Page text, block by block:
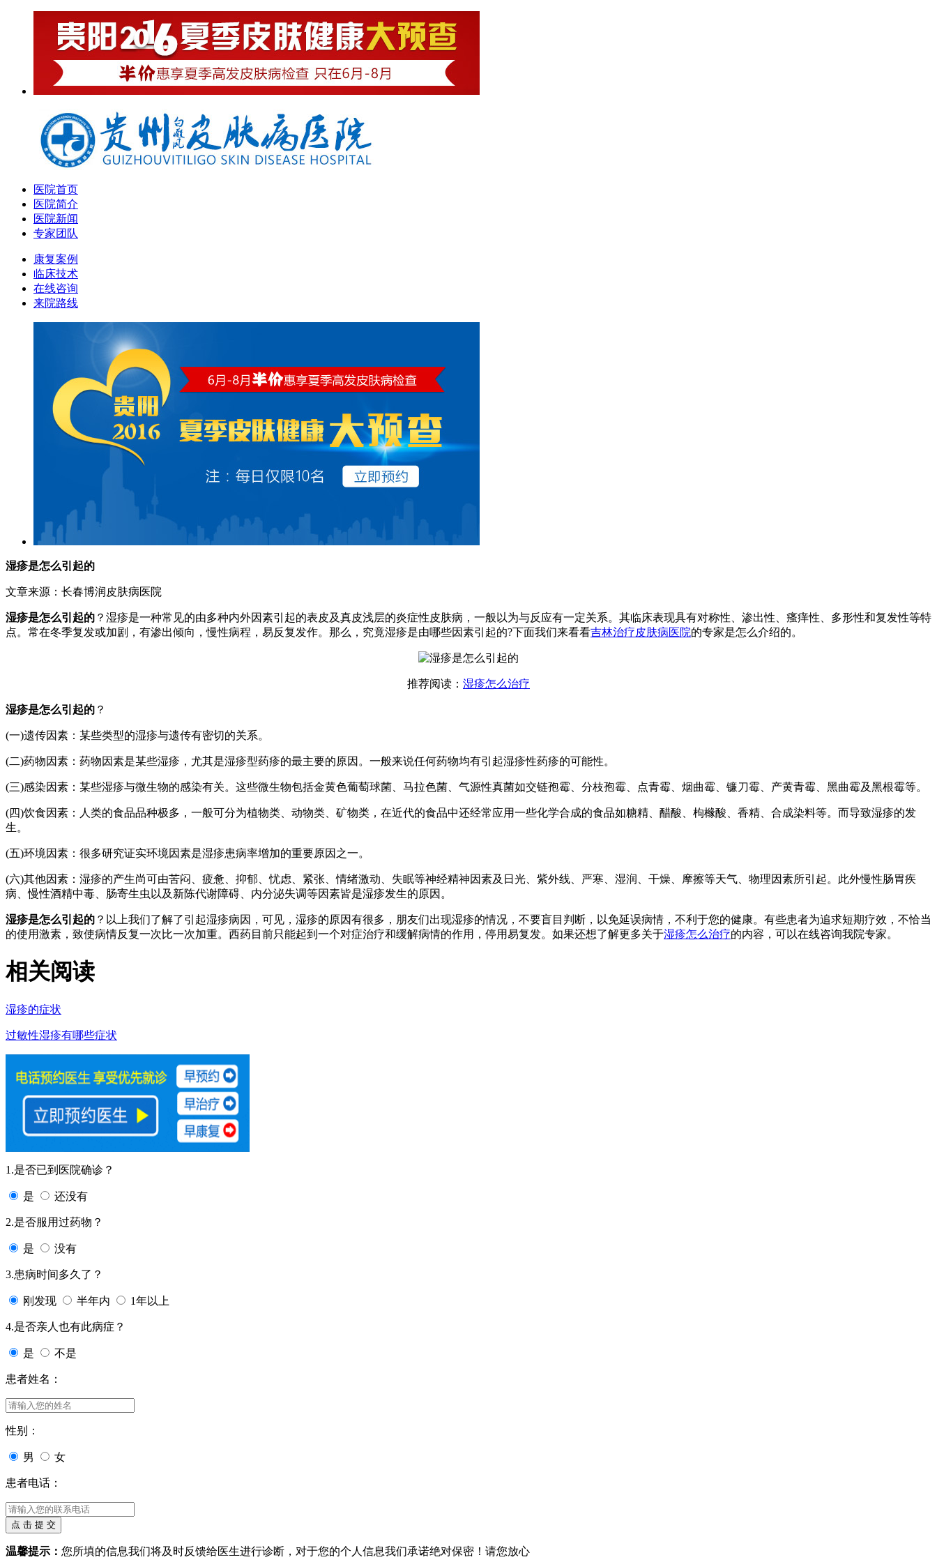
医院首页
医院简介
医院新闻
专家团队
康复案例
临床技术
在线咨询
来院路线
湿疹是怎么引起的
文章来源：长春博润皮肤病医院
湿疹是怎么引起的 ？湿疹是一种常见的由多种内外因素引起的表皮及真皮浅层的炎症性皮肤病，一般以为与反应有一定关系。其临床表现具有对称性、渗出性、瘙痒性、多形性和复发性等特
点。常在冬季复发或加剧，有渗出倾向，慢性病程，易反复发作。那么，究竟湿疹是由哪些因素引起的?下面我们来看看吉林治疗皮肤病医院的专家是怎么介绍的。
推荐阅读： 湿疹怎么治疗
湿疹是怎么引起的 ？
(一)遗传因素：某些类型的湿疹与遗传有密切的关系。
(二)药物因素：药物因素是某些湿疹，尤其是湿疹型药疹的最主要的原因。一般来说任何药物均有引起湿疹性药疹的可能性。
(三)感染因素：某些湿疹与微生物的感染有关。这些微生物包括金黄色葡萄球菌、马拉色菌、气源性真菌如交链孢霉、分枝孢霉、点青霉、烟曲霉、镰刀霉、产黄青霉、黑曲霉及黑根霉等。
(四)饮食因素：人类的食品品种极多，一般可分为植物类、动物类、矿物类，在近代的食品中还经常应用一些化学合成的食品如糖精、醋酸、枸橼酸、香精、合成染料等。而导致湿疹的发
生。
(五)环境因素：很多研究证实环境因素是湿疹患病率增加的重要原因之一。
(六)其他因素：湿疹的产生尚可由苦闷、疲惫、抑郁、忧虑、紧张、情绪激动、失眠等神经精神因素及日光、紫外线、严寒、湿润、干燥、摩擦等天气、物理因素所引起。此外慢性肠胃疾
病、慢性酒精中毒、肠寄生虫以及新陈代谢障碍、内分泌失调等因素皆是湿疹发生的原因。
湿疹是怎么引起的 ？以上我们了解了引起湿疹病因，可见，湿疹的原因有很多，朋友们出现湿疹的情况，不要盲目判断，以免延误病情，不利于您的健康。有些患者为追求短期疗效，不恰当
的使用激素，致使病情反复一次比一次加重。西药目前只能起到一个对症治疗和缓解病情的作用，停用易复发。如果还想了解更多关于湿疹怎么治疗的内容，可以在线咨询我院专家。
相关阅读
湿疹的症状
过敏性湿疹有哪些症状
1.是否已到医院确诊？
是 还没有
2.是否服用过药物？
是 没有
3.患病时间多久了？
刚发现 半年内 1年以上
4.是否亲人也有此病症？
是 不是
患者姓名：
性别：
男 女
患者电话：
温馨提示： 您所填的信息我们将及时反馈给医生进行诊断，对于您的个人信息我们承诺绝对保密！请您放心